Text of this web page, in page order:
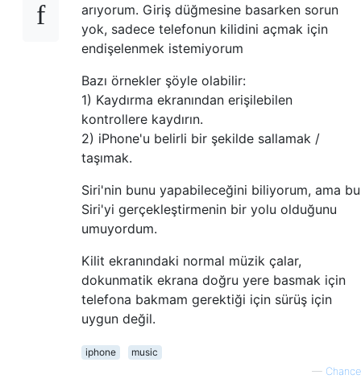
arıyorum. Giriş düğmesine basarken sorun
yok, sadece telefonun kilidini açmak için
endişelenmek istemiyorum
Bazı örnekler şöyle olabilir:
1) Kaydırma ekranından erişilebilen
kontrollere kaydırın.
2) iPhone'u belirli bir şekilde sallamak /
taşımak.
Siri'nin bunu yapabileceğini biliyorum, ama bu
Siri'yi gerçekleştirmenin bir yolu olduğunu
umuyordum.
Kilit ekranındaki normal müzik çalar,
dokunmatik ekrana doğru yere basmak için
telefona bakmam gerektiği için sürüş için
uygun değil.
iphone
music
— Chance